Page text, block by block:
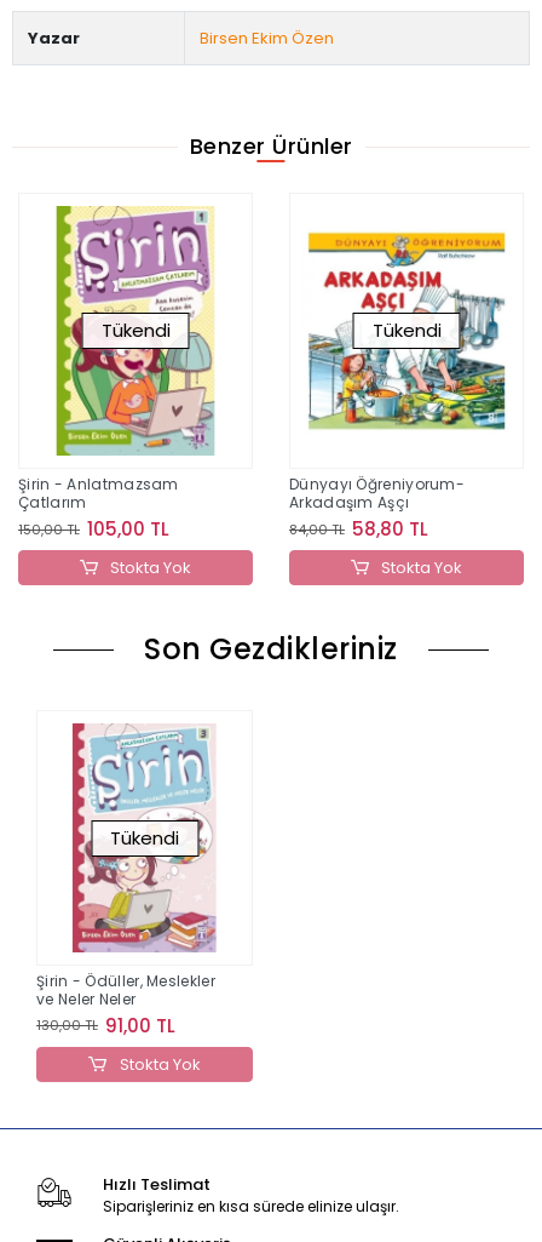
Yazar Birsen Ekim Özen
Benzer Ürünler
Tükendi
Şirin - Anlatmazsam
Çatlarım
150,00 TL 105,00 TL
Stokta Yok
Tükendi
Dünyayı Öğreniyorum-
Arkadaşım Aşçı
84,00 TL 58,80 TL
Stokta Yok
Son Gezdikleriniz
Tükendi
Şirin - Ödüller, Meslekler
ve Neler Neler
130,00 TL 91,00 TL
Stokta Yok
Hızlı Teslimat
Siparişleriniz en kısa sürede elinize ulaşır.